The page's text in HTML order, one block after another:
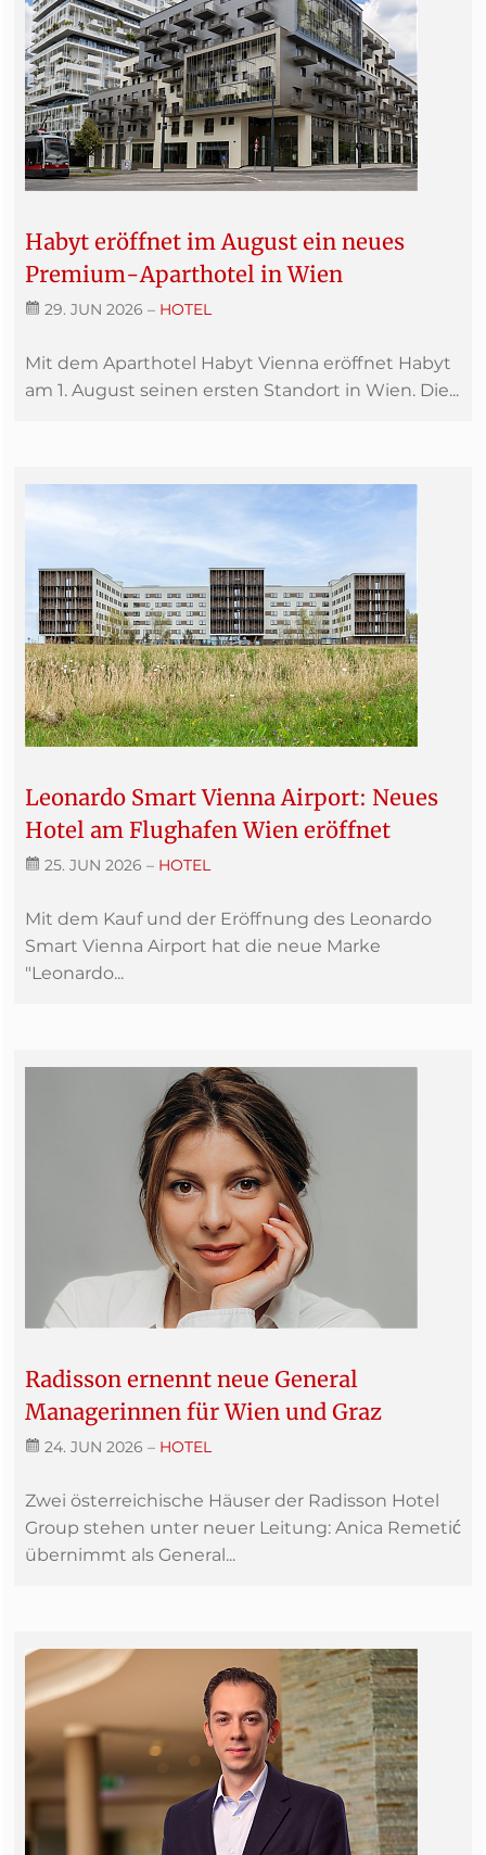
Habyt eröffnet im August ein neues
Premium-Aparthotel in Wien
29. JUN 2026 – HOTEL
Mit dem Aparthotel Habyt Vienna eröffnet Habyt
am 1. August seinen ersten Standort in Wien. Die...
Leonardo Smart Vienna Airport: Neues
Hotel am Flughafen Wien eröffnet
25. JUN 2026 – HOTEL
Mit dem Kauf und der Eröffnung des Leonardo
Smart Vienna Airport hat die neue Marke
"Leonardo...
Radisson ernennt neue General
Managerinnen für Wien und Graz
24. JUN 2026 – HOTEL
Zwei österreichische Häuser der Radisson Hotel
Group stehen unter neuer Leitung: Anica Remetić
übernimmt als General...